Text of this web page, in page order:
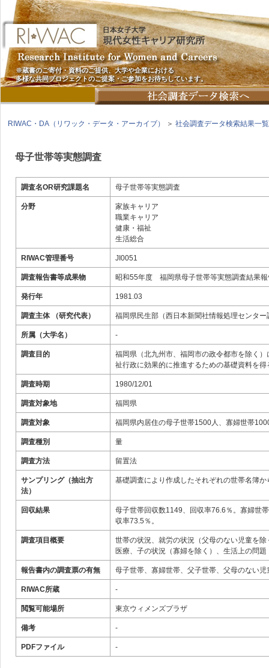
※蔵書のご寄付・資料のご提供、大学や企業における
多様な共同プロジェクトのご提案・ご参加をお待ちしています。
RIWAC・DA（リワック・データ・アーカイブ） ＞ 社会調査データ検索結果一覧
母子世帯等実態調査
調査名OR研究課題名 母子世帯等実態調査
分野
家族キャリア
職業キャリア
健康・福祉
生活総合
RIWAC管理番号 JI0051
調査報告書等成果物 昭和55年度 福岡県母子世帯等実態調査結果報
発行年 1981.03
調査主体 （研究代表） 福岡県民生部（西日本新聞社情報処理センター
所属（大学名） -
調査目的
福岡県（北九州市、福岡市の政令都市を除く
祉行政に効果的に推進するための基礎資料を得
調査時期 1980/12/01
調査対象地 福岡県
調査対象 福岡県内居住の母子世帯1500人、寡婦世帯
調査種別 量
調査方法 留置法
サンプリング（抽出方
法）
基礎調査により作成したそれぞれの世帯名簿
回収結果
母子世帯回収数1149、回収率76.6％。寡婦世
収率73.5％。
調査項目概要
世帯の状況、就労の状況（父母のない児童を
医療、子の状況（寡婦を除く）、生活上の問
報告書内の調査票の有無 母子世帯、寡婦世帯、父子世帯、父母のない児
RIWAC所蔵 -
閲覧可能場所 東京ウィメンズプラザ
備考 -
PDFファイル -